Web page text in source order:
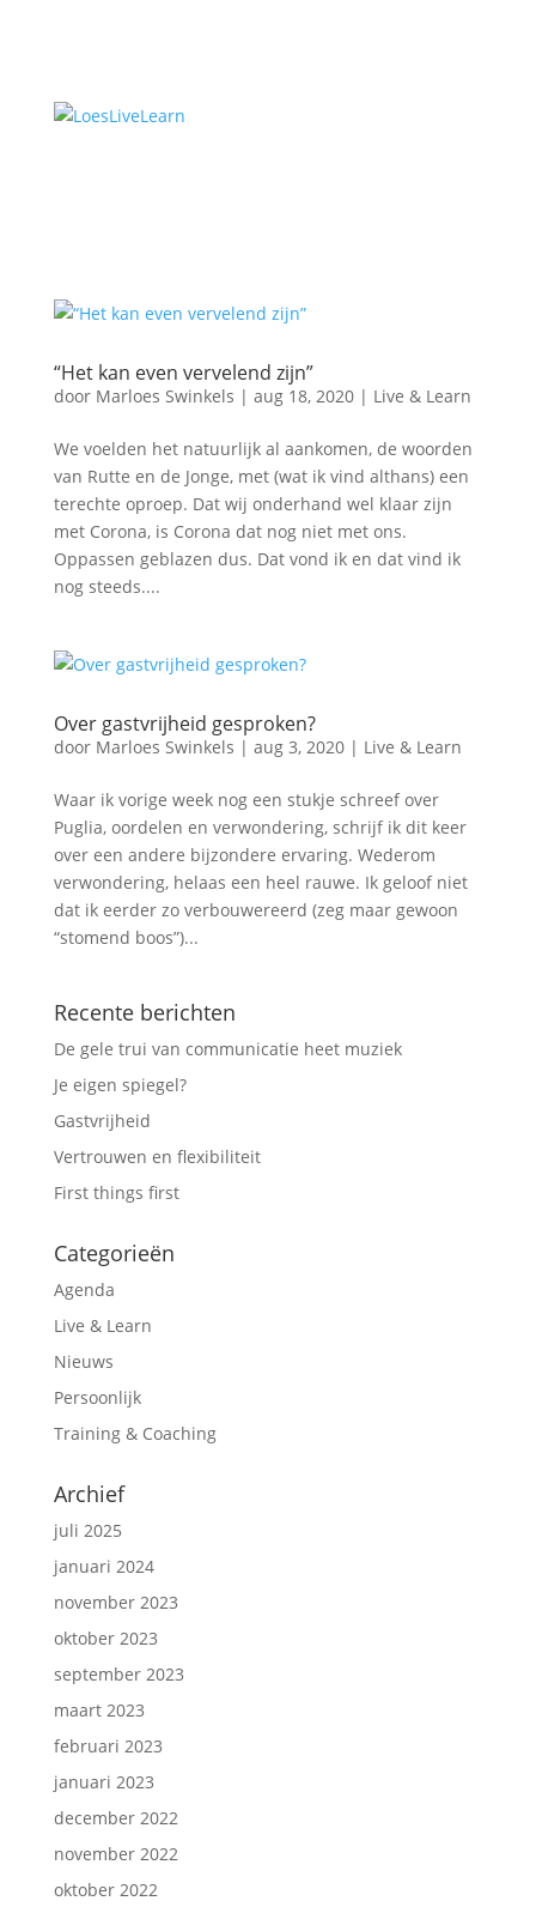
“Het kan even vervelend zijn”
door Marloes Swinkels | aug 18, 2020| Live & Learn
We voelden het natuurlijk al aankomen, de woorden
van Rutte en de Jonge, met (wat ik vind althans) een
terechte oproep. Dat wij onderhand wel klaar zijn
met Corona, is Corona dat nog niet met ons.
Oppassen geblazen dus. Dat vond ik en dat vind ik
nog steeds....
Over gastvrijheid gesproken?
door Marloes Swinkels | aug 3, 2020| Live & Learn
Waar ik vorige week nog een stukje schreef over
Puglia, oordelen en verwondering, schrijf ik dit keer
over een andere bijzondere ervaring. Wederom
verwondering, helaas een heel rauwe. Ik geloof niet
dat ik eerder zo verbouwereerd (zeg maar gewoon
“stomend boos”)...
Recente berichten
De gele trui van communicatie heet muziek
Je eigen spiegel?
Gastvrijheid
Vertrouwen en flexibiliteit
First things first
Categorieën
Agenda
Live & Learn
Nieuws
Persoonlijk
Training & Coaching
Archief
juli 2025
januari 2024
november 2023
oktober 2023
september 2023
maart 2023
februari 2023
januari 2023
december 2022
november 2022
oktober 2022